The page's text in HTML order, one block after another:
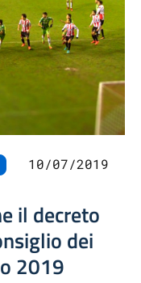
10/07/2019
il decreto
dei
2019